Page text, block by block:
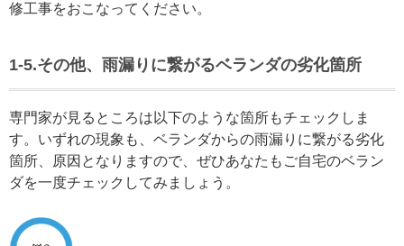
修工事をおこなってください。
1-5.その他、雨漏りに繋がるベランダの劣化箇所
専門家が見るところは以下のような箇所もチェックしま
す。いずれの現象も、ベランダからの雨漏りに繋がる劣化
箇所、原因となりますので、ぜひあなたもご自宅のベラン
ダを一度チェックしてみましょう。